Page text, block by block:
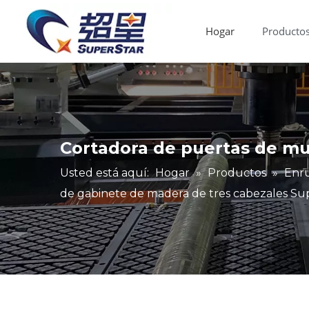
Hogar
Cortadora de puertas de
Usted está aquí: Hogar » Productos »
de gabinete de madera de tres cabezales